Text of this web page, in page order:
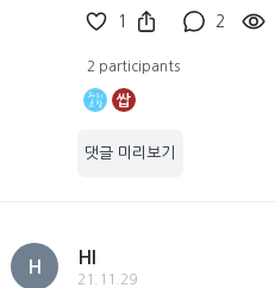
1 2
2 participants
쌉
댓글 미리보기
H
HI
21.11.29